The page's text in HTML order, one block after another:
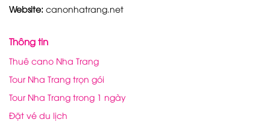
Website: canonhatrang.net
Thông tin
Thuê cano Nha Trang
Tour Nha Trang trọn gói
Tour Nha Trang trong 1 ngày
Đặt vé du lịch